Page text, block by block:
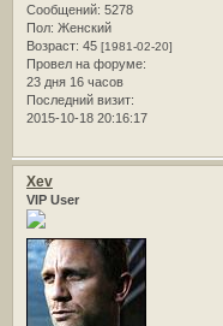
Сообщений: 5278
Пол: Женский
Возраст: 45 [1981-02-20]
Провел на форуме:
23 дня 16 часов
Последний визит:
2015-10-18 20:16:17
Xev
VIP User